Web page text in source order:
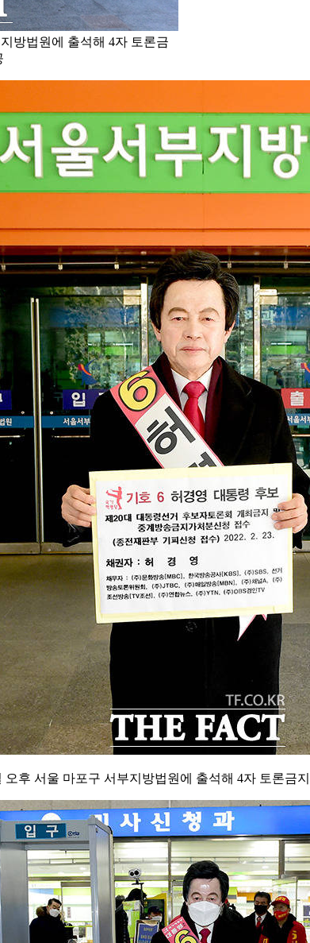
방법원에 출석해 4자 토론금
후 서울 마포구 서부지방법원에 출석해 4자 토론금